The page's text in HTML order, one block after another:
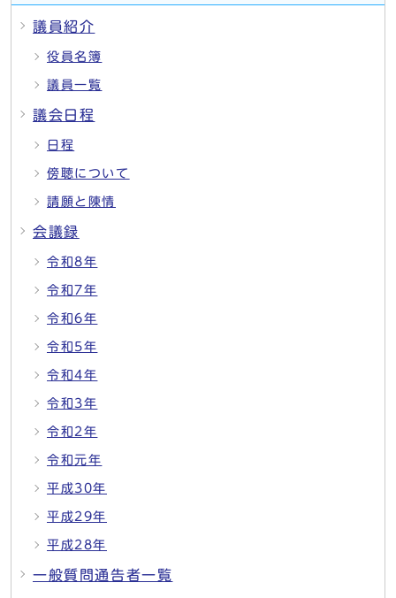
議員紹介
役員名簿
議員一覧
議会日程
日程
傍聴について
請願と陳情
会議録
令和8年
令和7年
令和6年
令和5年
令和4年
令和3年
令和2年
令和元年
平成30年
平成29年
平成28年
一般質問通告者一覧